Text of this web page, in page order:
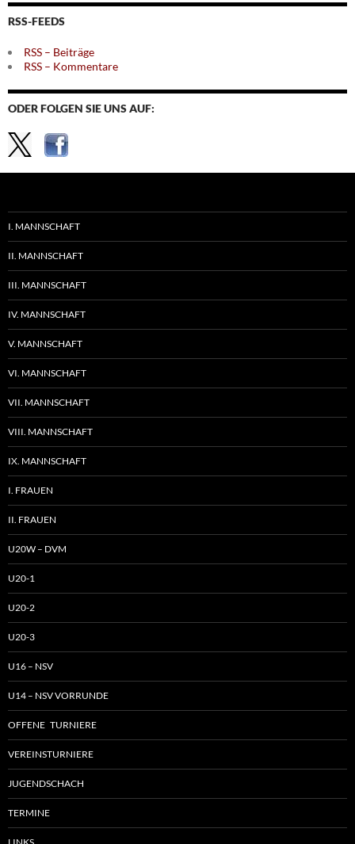
Themen
RSS-FEEDS
RSS – Beiträge
RSS – Kommentare
ODER FOLGEN SIE UNS AUF:
I. MANNSCHAFT
II. MANNSCHAFT
III. MANNSCHAFT
IV. MANNSCHAFT
V. MANNSCHAFT
VI. MANNSCHAFT
VII. MANNSCHAFT
VIII. MANNSCHAFT
IX. MANNSCHAFT
I. FRAUEN
II. FRAUEN
U20W – DVM
U20-1
U20-2
U20-3
U16 – NSV
U14 – NSV VORRUNDE
OFFENE TURNIERE
VEREINSTURNIERE
JUGENDSCHACH
TERMINE